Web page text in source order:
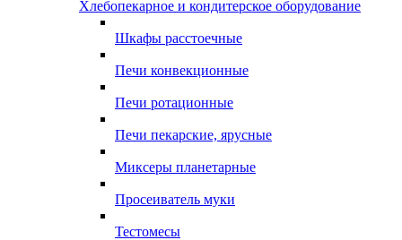
Хлебопекарное и кондитерское оборудование
Шкафы расстоечные
Печи конвекционные
Печи ротационные
Печи пекарские, ярусные
Миксеры планетарные
Просеиватель муки
Тестомесы